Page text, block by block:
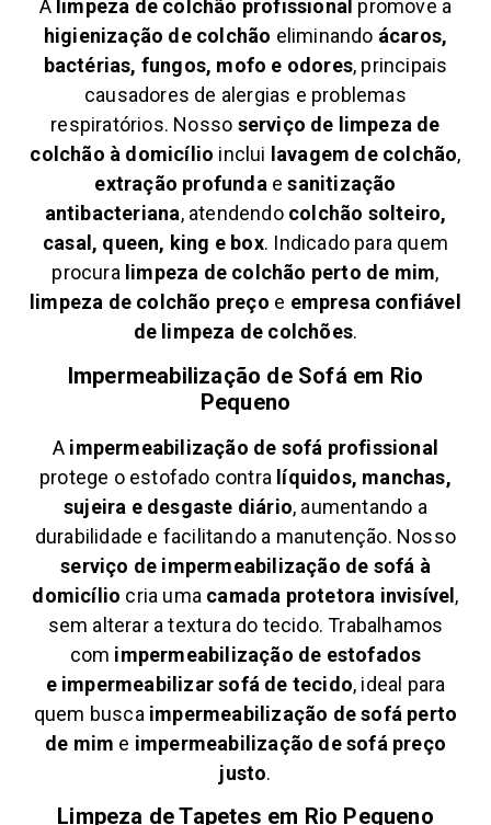
A limpeza de colchão profissional promove a
higienização de colchão eliminando ácaros,
bactérias, fungos, mofo e odores, principais
causadores de alergias e problemas
respiratórios. Nosso serviço de limpeza de
colchão à domicílio inclui lavagem de colchão,
extração profunda esanitização
antibacteriana, atendendo colchão solteiro,
casal, queen, king e box. Indicado para quem
procura limpeza de colchão perto de mim,
limpeza de colchão preço e empresa confiável
de limpeza de colchões.
Impermeabilização de Sofá em Rio
Pequeno
A impermeabilização de sofá profissional
protege o estofado contra líquidos, manchas,
sujeira e desgaste diário, aumentando a
durabilidade e facilitando a manutenção. Nosso
serviço de impermeabilização de sofá à
domicílio cria uma camada protetora invisível,
sem alterar a textura do tecido. Trabalhamos
com impermeabilização de estofados
e impermeabilizar sofá de tecido, ideal para
quem busca impermeabilização de sofá perto
de mim e impermeabilização de sofá preço
justo.
Limpeza de Tapetes em Rio Pequeno